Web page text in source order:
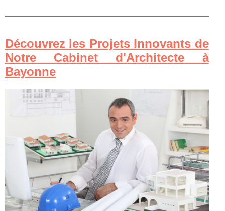
Découvrez les Projets Innovants de
Notre Cabinet d'Architecte à
Bayonne